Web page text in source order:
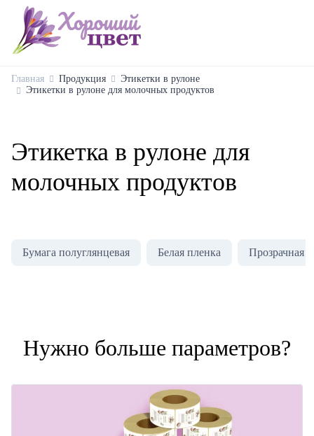
Главная Продукция
Этикетки в рулоне
Этикетки в рулоне для молочных продуктов
Этикетка в рулоне для
молочных продуктов
Бумага полуглянцевая Белая пленка Прозрачная
Нужно больше параметров?